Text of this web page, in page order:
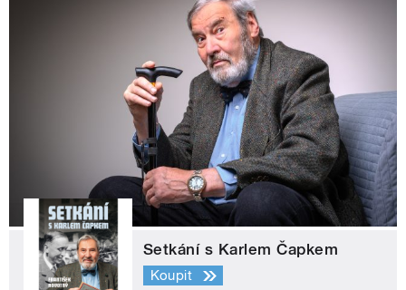
Setkání s Karlem Čapkem
Koupit